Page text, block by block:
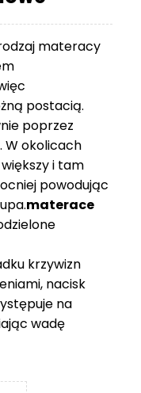
materacy
postacią.
poprzez
W okolicach
i tam
powodując
materace
krzywizn
nacisk
na
wadę